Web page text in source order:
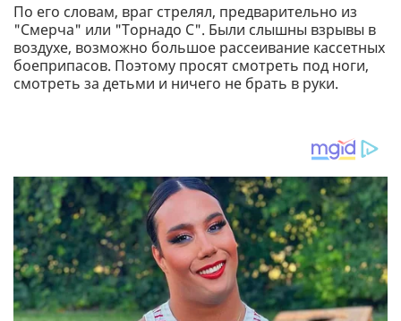
По его словам, враг стрелял, предварительно из
"Смерча" или "Торнадо С". Были слышны взрывы в
воздухе, возможно большое рассеивание кассетных
боеприпасов. Поэтому просят смотреть под ноги,
смотреть за детьми и ничего не брать в руки.